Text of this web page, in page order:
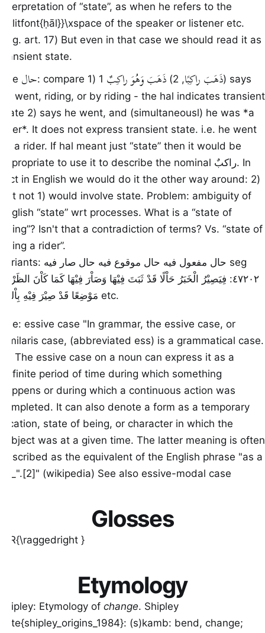
interpretation of “state”, as when he refers to the
{\xlitfont{ḥāl}}\xspace of the speaker or listener etc.
(e.g. art. 17) But even in that case we should read it as
transient state.
The حال: compare 1) ذَهَبَ راكِبًا, 2) ذَهَبَ وَهُوَ راكِبٌ 1) says
he went, riding, or by riding - the hal indicates transient
state 2) says he went, and (simultaneousl) he was *a
rider*. It does not express transient state. i.e. he went
as a rider. If hal meant just “state” then it would be
appropriate to use it to describe the nominal راكبٌ. In
fact in English we would do it the other way around: 2)
but not 1) would involve state. Problem: ambiguity of
English “state” wrt processes. What is a “state of
riding”? Isn't that a contradiction of terms? Vs. “state of
being a rider”.
variants: حال مفعول فيه حال موقوع فيه حال صار فيه seg
٤٧٢٠٢: فِيَصِيْرُ الْخَبَرُ حَاْلًا قَدْ ثَبَتَ فِيْهَا وَصَاْرَ فِيْهَا كَمَا كَاْنَ الظَرْفُ
مَوْضِعًا قَدْ صِيْرَ فِيْهِ بِاْلنِّيَّةِ etc.
See: essive case "In grammar, the essive case, or
similaris case, (abbreviated ess) is a grammatical case.
[1] The essive case on a noun can express it as a
definite period of time during which something
happens or during which a continuous action was
completed. It can also denote a form as a temporary
location, state of being, or character in which the
subject was at a given time. The latter meaning is often
described as the equivalent of the English phrase "as a
\_\_".[2]" (wikipedia) See also essive-modal case
Glosses
\LR{\raggedright }
Etymology
shipley: Etymology of change. Shipley
\cite{shipley_origins_1984}: (s)kamb: bend, change;